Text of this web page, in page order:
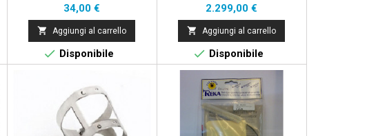
Prezzo
34,00 €
 Aggiungi al carrello
 Disponibile
Prezzo
2.299,00 €
 Aggiungi al carrello
 Disponibile